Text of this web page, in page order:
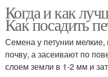
Когда и как
Как посадить
Семена у петунии
почву, а засеивают по
слоем земли в 1-2 мм и